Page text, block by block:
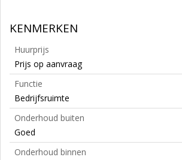
KENMERKEN
Huurprijs
Prijs op aanvraag
Functie
Bedrijfsruimte
Onderhoud buiten
Goed
Onderhoud binnen